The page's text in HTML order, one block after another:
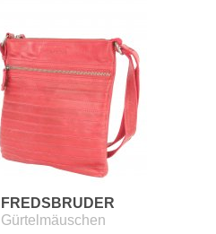
FREDSBRUDER
Gürtelmäuschen